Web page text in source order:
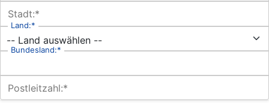
Stadt:*
Land:*
Bundesland:*
Postleitzahl:*